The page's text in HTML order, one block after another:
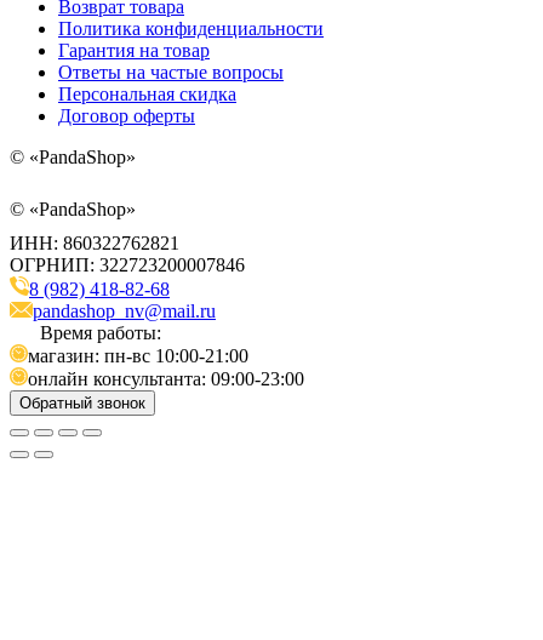
Возврат товара
Политика конфиденциальности
Гарантия на товар
Ответы на частые вопросы
Персональная скидка
Договор оферты
© «PandaShop»
© «PandaShop»
ИНН: 860322762821
ОГРНИП: 322723200007846
8 (982) 418-82-68
pandashop_nv@mail.ru
Время работы:
магазин: пн-вс 10:00-21:00
онлайн консультанта: 09:00-23:00
Обратный звонок